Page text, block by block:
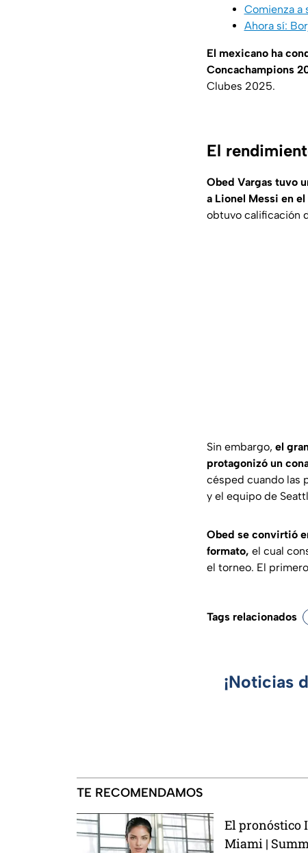
Comienza a
Ahora sí:
El mexicano ha
Concachampions
Clubes 2025.
El
Obed Vargas tuvo
a Lionel Messi en
obtuvo calificación
Sin embargo, el
protagonizó un
césped cuando las
y el equipo de
Obed se convirtió
formato, el cual
el torneo. El
Tags relacionados
¡Noticias
TE RECOMENDAMOS
El pronóstico
Miami |